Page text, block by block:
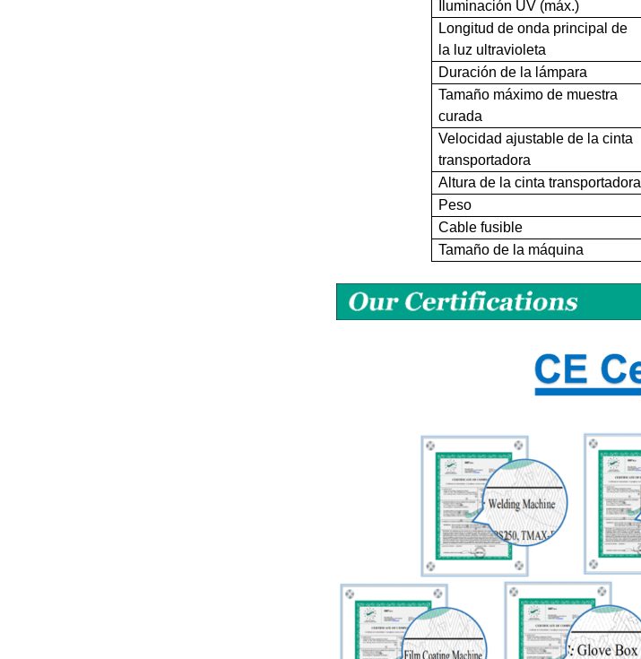
Iluminación UV (máx.)
Longitud de onda principal de
la luz ultravioleta
Duración de la lámpara
Tamaño máximo de muestra
curada
Velocidad ajustable de la cinta
transportadora
Altura de la cinta transportadora
Peso
Cable fusible
Tamaño de la máquina